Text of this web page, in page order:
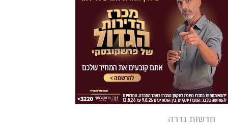
חדשות גדרה